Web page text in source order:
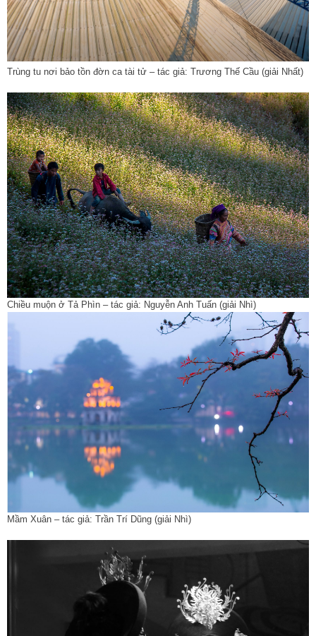
Trùng tu nơi bảo tồn đờn ca tài tử – tác giả: Trương Thế Cầu (giải Nhất)
Chiều muộn ở Tả Phìn – tác giả: Nguyễn Anh Tuấn (giải Nhì)
Mầm Xuân – tác giả: Trần Trí Dũng (giải Nhì)